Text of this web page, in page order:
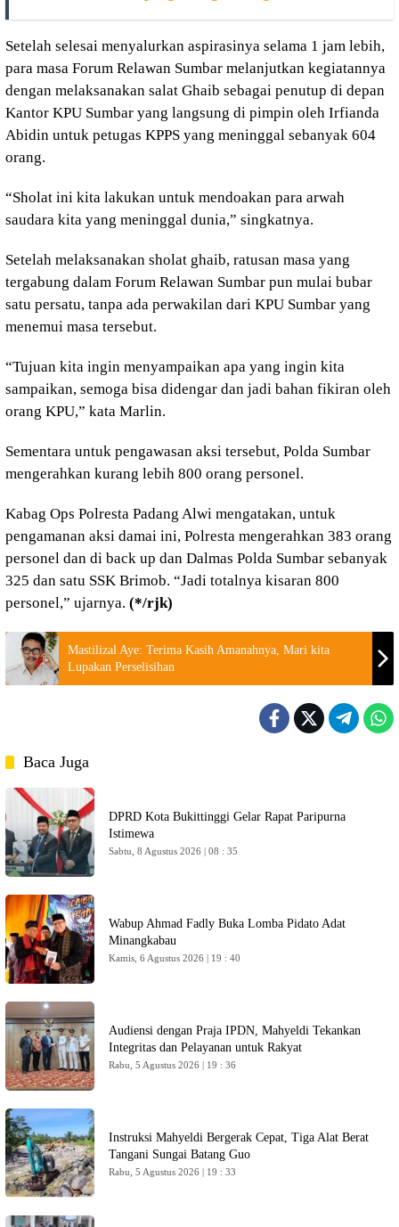
Setelah selesai menyalurkan aspirasinya selama 1 jam lebih,
para masa Forum Relawan Sumbar melanjutkan kegiatannya
dengan melaksanakan salat Ghaib sebagai penutup di depan
Kantor KPU Sumbar yang langsung di pimpin oleh Irfianda
Abidin untuk petugas KPPS yang meninggal sebanyak 604
orang.
“Sholat ini kita lakukan untuk mendoakan para arwah
saudara kita yang meninggal dunia,” singkatnya.
Setelah melaksanakan sholat ghaib, ratusan masa yang
tergabung dalam Forum Relawan Sumbar pun mulai bubar
satu persatu, tanpa ada perwakilan dari KPU Sumbar yang
menemui masa tersebut.
“Tujuan kita ingin menyampaikan apa yang ingin kita
sampaikan, semoga bisa didengar dan jadi bahan fikiran oleh
orang KPU,” kata Marlin.
Sementara untuk pengawasan aksi tersebut, Polda Sumbar
mengerahkan kurang lebih 800 orang personel.
Kabag Ops Polresta Padang Alwi mengatakan, untuk
pengamanan aksi damai ini, Polresta mengerahkan 383 orang
personel dan di back up dan Dalmas Polda Sumbar sebanyak
325 dan satu SSK Brimob. “Jadi totalnya kisaran 800
personel,” ujarnya. (*/rjk)
Mastilizal Aye: Terima Kasih Amanahnya, Mari kita
Lupakan Perselisihan
Baca Juga
DPRD Kota Bukittinggi Gelar Rapat Paripurna
Istimewa
Sabtu, 8 Agustus 2026 | 08 : 35
Wabup Ahmad Fadly Buka Lomba Pidato Adat
Minangkabau
Kamis, 6 Agustus 2026 | 19 : 40
Audiensi dengan Praja IPDN, Mahyeldi Tekankan
Integritas dan Pelayanan untuk Rakyat
Rabu, 5 Agustus 2026 | 19 : 36
Instruksi Mahyeldi Bergerak Cepat, Tiga Alat Berat
Tangani Sungai Batang Guo
Rabu, 5 Agustus 2026 | 19 : 33